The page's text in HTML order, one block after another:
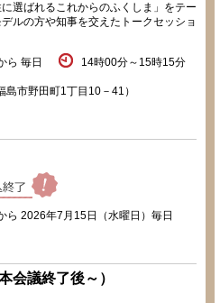
選ばれるこれからのふくしま」をテー
ルの方や知事を交えたトークセッショ
ら 毎日 14時00分～15時15分
市野田町1丁目10－41）
ら 2026年7月15日（水曜日）毎日
会議終了後～）